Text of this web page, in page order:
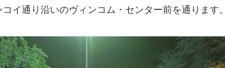
イ通り沿いのヴィンコム・センター前を通ります。